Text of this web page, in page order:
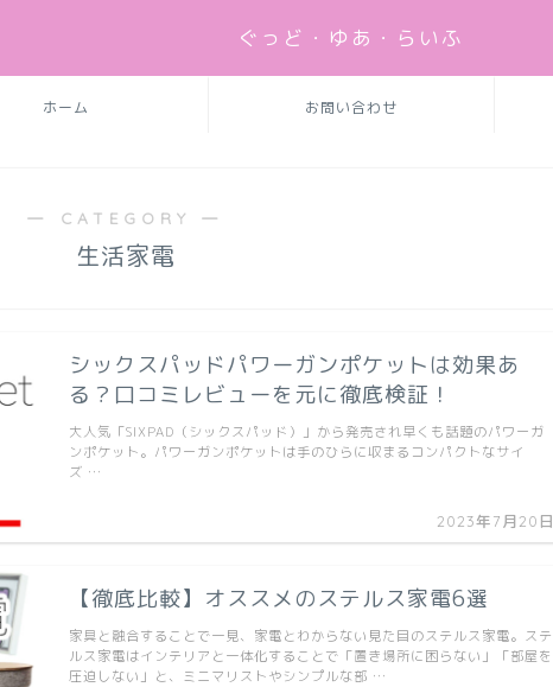
ぐっど・ゆあ・らいふ
ホーム お問い合わせ
― CATEGORY ―
生活家電
シックスパッドパワーガンポケットは効果あ
る？口コミレビューを元に徹底検証！
2023年7月20日
大人気「SIXPAD（シックスパッド）」から発売され早くも話題のパワーガ
ンポケット。パワーガンポケットは手のひらに収まるコンパクトなサイ
ズ …
【徹底比較】オススメのステルス家電6選
家具と融合することで一見、家電とわからない見た目のステルス家電。ステ
ルス家電はインテリアと一体化することで「置き場所に困らない」「部屋を
圧迫しない」と、ミニマリストやシンプルな部 …